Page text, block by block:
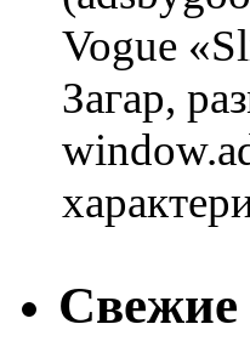
Vogue
Загар,